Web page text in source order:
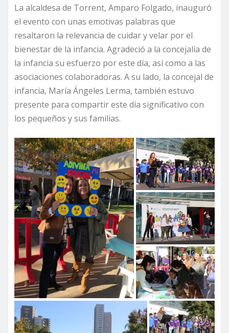
La alcaldesa de Torrent, Amparo Folgado, inauguró
el evento con unas emotivas palabras que
resaltaron la relevancia de cuidar y velar por el
bienestar de la infancia. Agradeció a la concejalía de
la infancia su esfuerzo por este día, así como a las
asociaciones colaboradoras. A su lado, la concejal de
infancia, María Ángeles Lerma, también estuvo
presente para compartir este día significativo con
los pequeños y sus familias.